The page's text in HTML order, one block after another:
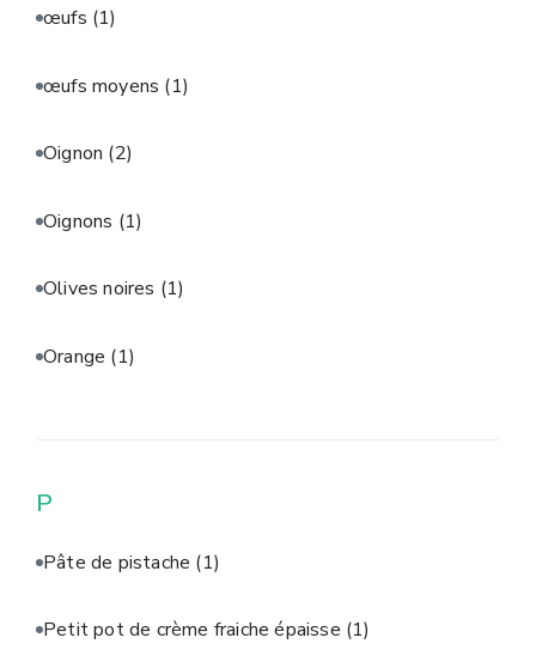
œufs (1)
œufs moyens (1)
Oignon (2)
Oignons (1)
Olives noires (1)
Orange (1)
P
Pâte de pistache (1)
Petit pot de crème fraiche épaisse (1)